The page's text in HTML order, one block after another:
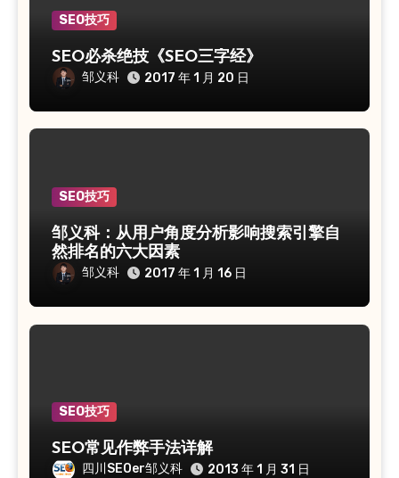
SEO技巧
SEO必杀绝技《SEO三字经》
邹义科 2017 年 1 月 20 日
SEO技巧
邹义科：从用户角度分析影响搜索引擎自
然排名的六大因素
邹义科 2017 年 1 月 16 日
SEO技巧
SEO常见作弊手法详解
四川SEOer邹义科 2013 年 1 月 31 日